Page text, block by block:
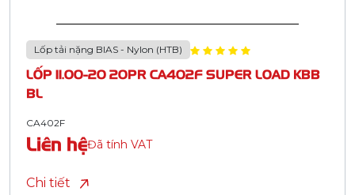
Lốp tải nặng BIAS - Nylon (HTB)
LỐP 11.00-20 20PR CA402F SUPER LOAD KBB
BL
CA402F
Liên hệĐã tính VAT
Chi tiết